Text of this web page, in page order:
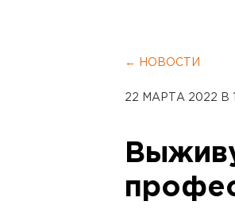
← НОВОСТИ
22 МАРТА 2022 В